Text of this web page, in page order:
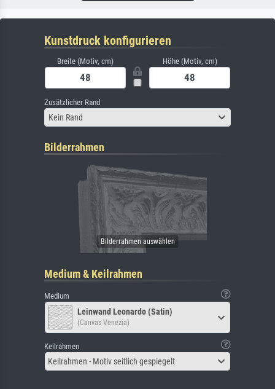
Kunstdruck konfigurieren
Breite (Motiv, cm) Höhe (Motiv, cm)
Zusätzlicher Rand
Kein Rand
Bilderrahmen
Medium & Keilrahmen
Medium
Leinwand Leonardo (Satin)
(Canvas Venezia)
Keilrahmen
Keilrahmen - Motiv seitlich gespiegelt